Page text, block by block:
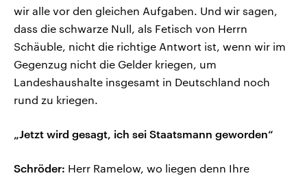
wir alle vor den gleichen Aufgaben. Und wir sagen,
dass die schwarze Null, als Fetisch von Herrn
Schäuble, nicht die richtige Antwort ist, wenn wir im
Gegenzug nicht die Gelder kriegen, um
Landeshaushalte insgesamt in Deutschland noch
rund zu kriegen.
„Jetzt wird gesagt, ich sei Staatsmann geworden“
Schröder: Herr Ramelow, wo liegen denn Ihre